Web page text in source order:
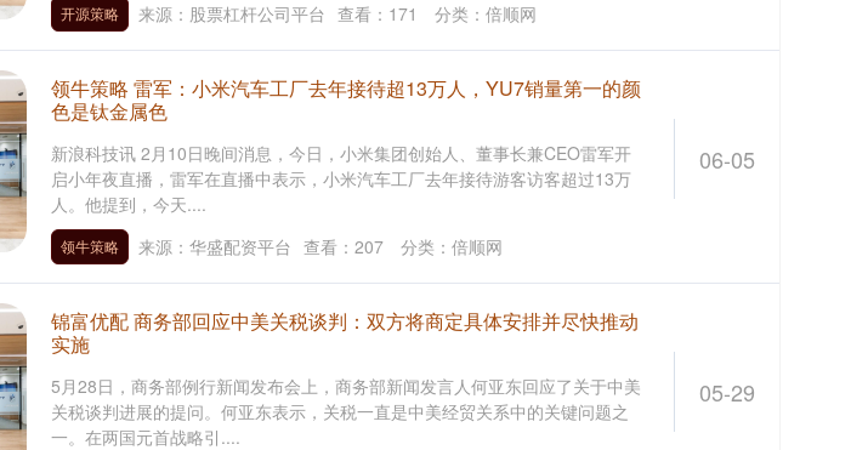
开源策略 来源：股票杠杆公司平台 查看： 171 分类： 倍顺网
06-05
领牛策略 雷军：小米汽车工厂去年接待超13万人，YU7销量第一的颜
色是钛金属色
新浪科技讯 2月10日晚间消息，今日，小米集团创始人、董事长兼CEO雷军开
启小年夜直播，雷军在直播中表示，小米汽车工厂去年接待游客访客超过13万
人。他提到，今天....
领牛策略 来源：华盛配资平台 查看： 207 分类： 倍顺网
05-29
锦富优配 商务部回应中美关税谈判：双方将商定具体安排并尽快推动
实施
5月28日，商务部例行新闻发布会上，商务部新闻发言人何亚东回应了关于中美
关税谈判进展的提问。何亚东表示，关税一直是中美经贸关系中的关键问题之
一。在两国元首战略引....